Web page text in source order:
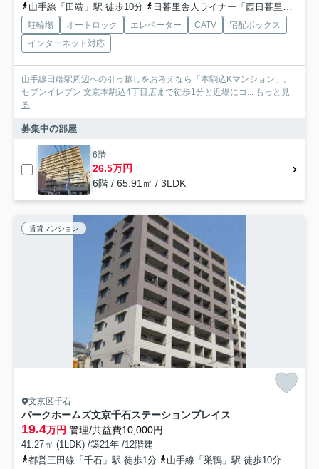
山手線「田端」駅 徒歩10分
日暮里舎人ライナー「西日暮里」駅 徒歩12分
駐輪場 オートロック エレベーター CATV
宅配ボックス
インターネット対応
山手線田端駅周辺への引っ越しをお考えなら「本駒込Kマンション」。
セブンイレブン 文京本駒込4丁目店まで徒歩1分と近場にコ... もっと見
る
募集中の部屋
6階
26.5万円
6階 / 65.91㎡ / 3LDK
賃貸マンション
文京区千石
パークホームズ文京千石ステーションプレイス
19.4万円 管理/共益費10,000円
41.27㎡ (1LDK) /築21年 /12階建
都営三田線「千石」駅 徒歩1分
山手線「巣鴨」駅 徒歩10分